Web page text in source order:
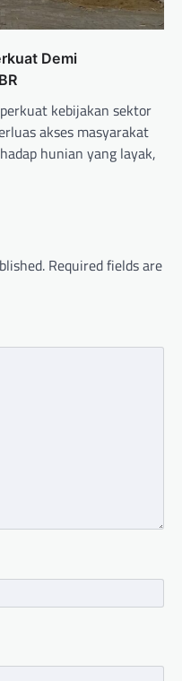
Demi
kebijakan sektor
akses masyarakat
hunian yang layak,
Required fields are